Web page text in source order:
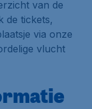
van de
de tickets,
via onze
vlucht